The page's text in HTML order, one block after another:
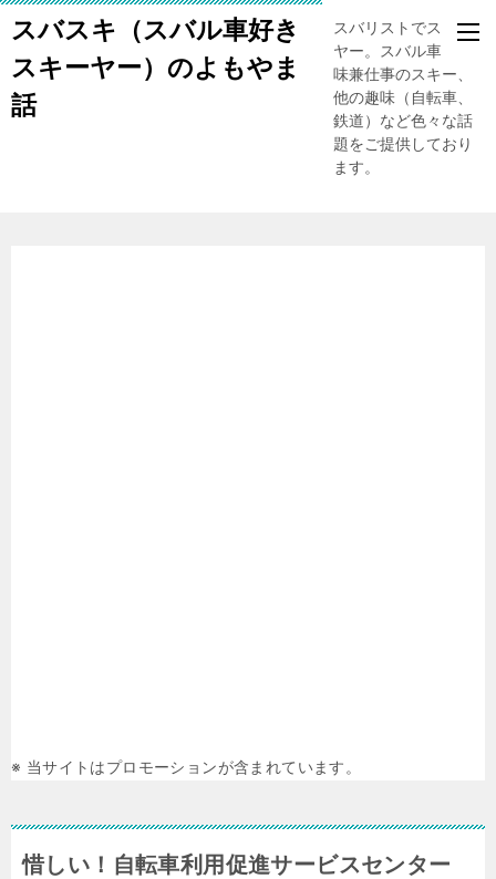
スバスキ（スバル車好き
スキーヤー）のよもやま
話
スバリストでスキー
ヤー。スバル車、趣
味兼仕事のスキー、
他の趣味（自転車、
鉄道）など色々な話
題をご提供しており
ます。
※ 当サイトはプロモーションが含まれています。
惜しい！自転車利用促進サービスセンター